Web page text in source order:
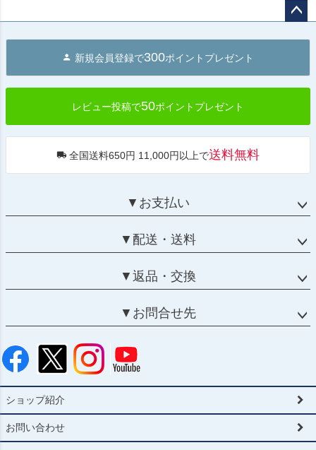
へ
新規会員登録で300ポイントプレゼント
レビュー投稿で50ポイントプレゼント
全国送料650円 11,000円以上で送料無料
▼お支払い
▼配送・送料
▼返品・交換
▼お問合せ先
ショップ紹介
お問い合わせ